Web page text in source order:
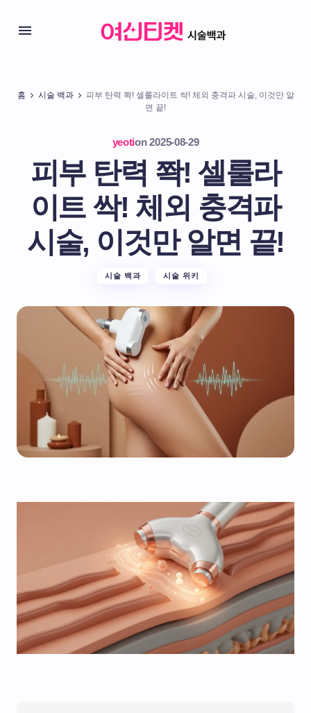
홈 시술 백과
피부 탄력 쫙! 셀룰라이트 싹! 체외 충격파 시술, 이것만 알
면 끝!
yeotion 2025-08-29
피부 탄력 쫙! 셀룰라
이트 싹! 체외 충격파
시술, 이것만 알면 끝!
시술 백과 시술 위키